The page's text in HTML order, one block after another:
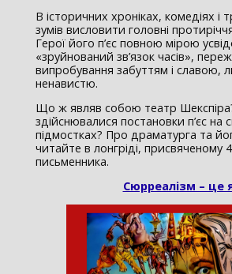
В історичних хроніках, комедіях і
зумів висловити головні
Герої його п’єс повною мірою
«зруйнований зв’язок часів»,
випробування забуттям і славою,
ненавистю.
Що ж являв собою театр
здійснювалися постановки п’єс на
підмостках? Про драматурга та
читайте в лонгріді, присвяченому
письменника.
Сюрреалізм – це